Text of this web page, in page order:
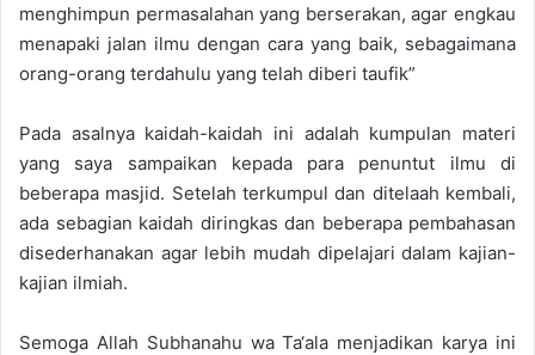
menghimpun permasalahan yang berserakan, agar engkau
menapaki jalan ilmu dengan cara yang baik, sebagaimana
orang-orang terdahulu yang telah diberi taufik”
Pada asalnya kaidah-kaidah ini adalah kumpulan materi
yang saya sampaikan kepada para penuntut ilmu di
beberapa masjid. Setelah terkumpul dan ditelaah kembali,
ada sebagian kaidah diringkas dan beberapa pembahasan
disederhanakan agar lebih mudah dipelajari dalam kajian-
kajian ilmiah.
Semoga Allah Subhanahu wa Ta‘ala menjadikan karya ini